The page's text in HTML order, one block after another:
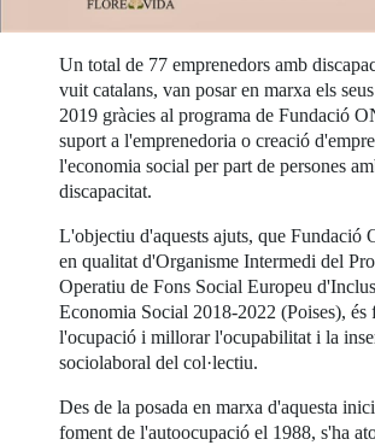
Un total de 77 emprenedors amb
vuit catalans, van posar en marxa els
2019 gràcies al programa de Fundació
suport a l'emprenedoria o creació
l'economia social per part de persones
discapacitat.
L'objectiu d'aquests ajuts, que Fundació
en qualitat d'Organisme Intermedi del
Operatiu de Fons Social Europeu
Economia Social 2018-2022 (Poises), és
l'ocupació i millorar l'ocupabilitat i la
sociolaboral del col·lectiu.
Des de la posada en marxa d'aquesta
foment de l'autoocupació el 1988, s'ha